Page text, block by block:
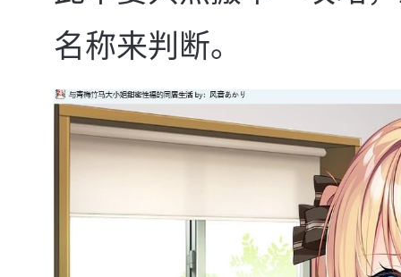
名称来判断。